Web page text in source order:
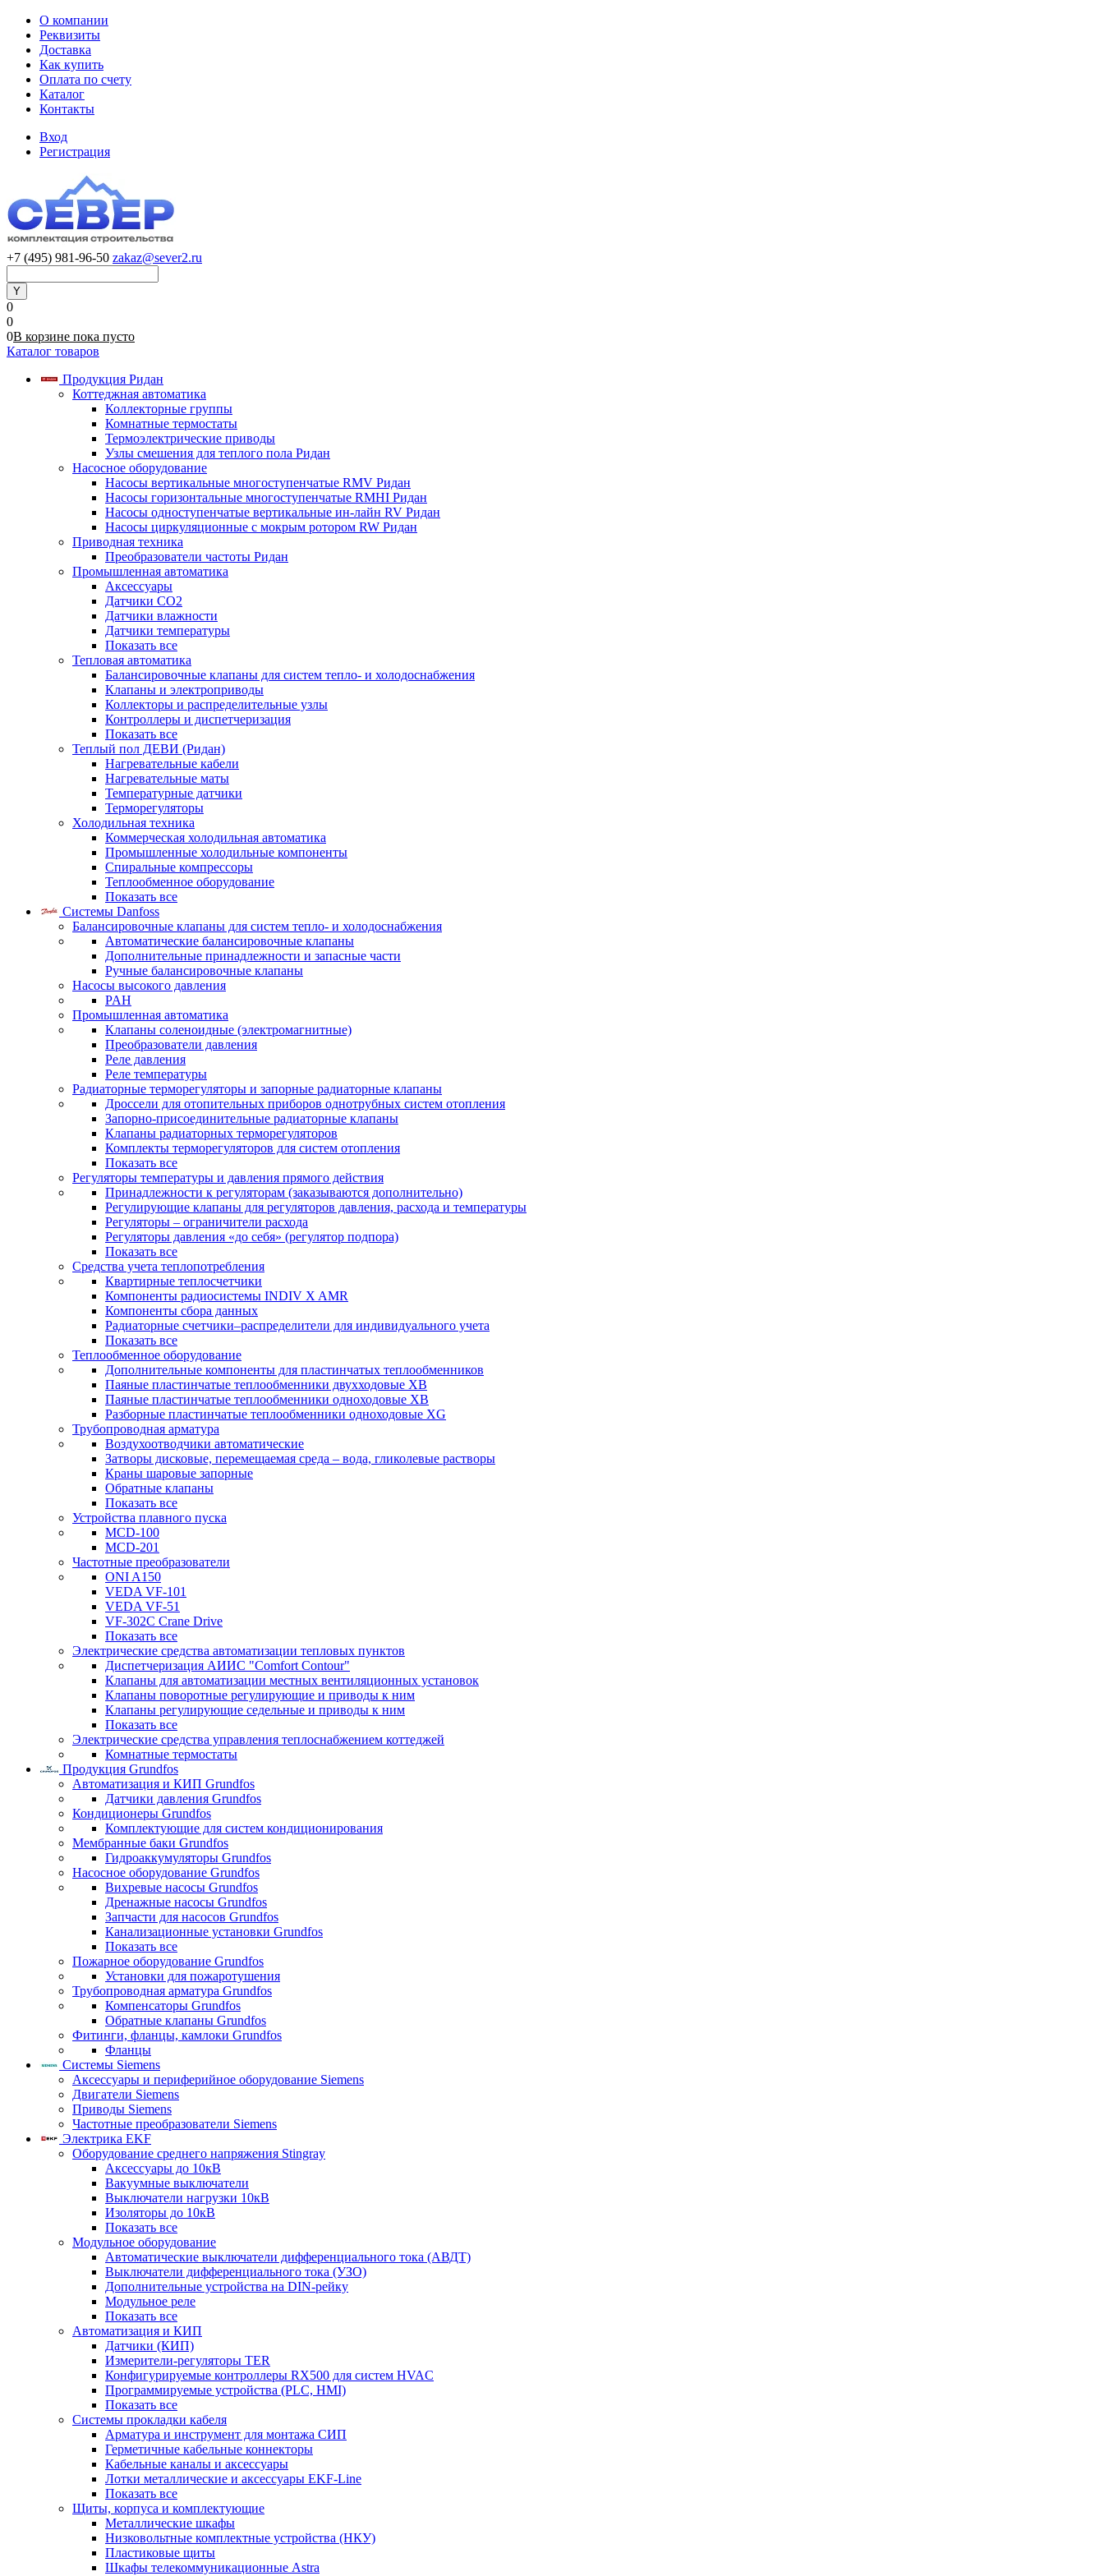
О компании
Реквизиты
Доставка
Как купить
Оплата по счету
Каталог
Контакты
Вход
Регистрация
+7 (495) 981-96-50 zakaz@sever2.ru
0
0
0В корзине пока пусто
Каталог товаров
Продукция Ридан
Коттеджная автоматика
Коллекторные группы
Комнатные термостаты
Термоэлектрические приводы
Узлы смешения для теплого пола Ридан
Насосное оборудование
Насосы вертикальные многоступенчатые RMV Ридан
Насосы горизонтальные многоступенчатые RMHI Ридан
Насосы одноступенчатые вертикальные ин-лайн RV Ридан
Насосы циркуляционные с мокрым ротором RW Ридан
Приводная техника
Преобразователи частоты Ридан
Промышленная автоматика
Аксессуары
Датчики CO2
Датчики влажности
Датчики температуры
Показать все
Тепловая автоматика
Балансировочные клапаны для систем тепло- и холодоснабжения
Клапаны и электроприводы
Коллекторы и распределительные узлы
Контроллеры и диспетчеризация
Показать все
Теплый пол ДЕВИ (Ридан)
Нагревательные кабели
Нагревательные маты
Температурные датчики
Терморегуляторы
Холодильная техника
Коммерческая холодильная автоматика
Промышленные холодильные компоненты
Спиральные компрессоры
Теплообменное оборудование
Показать все
Системы Danfoss
Балансировочные клапаны для систем тепло- и холодоснабжения
Автоматические балансировочные клапаны
Дополнительные принадлежности и запасные части
Ручные балансировочные клапаны
Насосы высокого давления
PAH
Промышленная автоматика
Клапаны соленоидные (электромагнитные)
Преобразователи давления
Реле давления
Реле температуры
Радиаторные терморегуляторы и запорные радиаторные клапаны
Дроссели для отопительных приборов однотрубных систем отопления
Запорно-присоединительные радиаторные клапаны
Клапаны радиаторных терморегуляторов
Комплекты терморегуляторов для систем отопления
Показать все
Регуляторы температуры и давления прямого действия
Принадлежности к регуляторам (заказываются дополнительно)
Регулирующие клапаны для регуляторов давления, расхода и температуры
Регуляторы – ограничители расхода
Регуляторы давления «до себя» (регулятор подпора)
Показать все
Средства учета теплопотребления
Квартирные теплосчетчики
Компоненты радиосистемы INDIV X AMR
Компоненты сбора данных
Радиаторные счетчики–распределители для индивидуального учета
Показать все
Теплообменное оборудование
Дополнительные компоненты для пластинчатых теплообменников
Паяные пластинчатые теплообменники двухходовые XB
Паяные пластинчатые теплообменники одноходовые ХВ
Разборные пластинчатые теплообменники одноходовые ХG
Трубопроводная арматура
Воздухоотводчики автоматические
Затворы дисковые, перемещаемая среда – вода, гликолевые растворы
Краны шаровые запорные
Обратные клапаны
Показать все
Устройства плавного пуска
MCD-100
MCD-201
Частотные преобразователи
ONI A150
VEDA VF-101
VEDA VF-51
VF-302C Crane Drive
Показать все
Электрические средства автоматизации тепловых пунктов
Диспетчеризация АИИС "Comfort Contour"
Клапаны для автоматизации местных вентиляционных установок
Клапаны поворотные регулирующие и приводы к ним
Клапаны регулирующие седельные и приводы к ним
Показать все
Электрические средства управления теплоснабжением коттеджей
Комнатные термостаты
Продукция Grundfos
Автоматизация и КИП Grundfos
Датчики давления Grundfos
Кондиционеры Grundfos
Комплектующие для систем кондиционирования
Мембранные баки Grundfos
Гидроаккумуляторы Grundfos
Насосное оборудование Grundfos
Вихревые насосы Grundfos
Дренажные насосы Grundfos
Запчасти для насосов Grundfos
Канализационные установки Grundfos
Показать все
Пожарное оборудование Grundfos
Установки для пожаротушения
Трубопроводная арматура Grundfos
Компенсаторы Grundfos
Обратные клапаны Grundfos
Фитинги, фланцы, камлоки Grundfos
Фланцы
Системы Siemens
Аксессуары и периферийное оборудование Siemens
Двигатели Siemens
Приводы Siemens
Частотные преобразователи Siemens
Электрика EKF
Оборудование среднего напряжения Stingray
Аксессуары до 10кВ
Вакуумные выключатели
Выключатели нагрузки 10кВ
Изоляторы до 10кВ
Показать все
Модульное оборудование
Автоматические выключатели дифференциального тока (АВДТ)
Выключатели дифференциального тока (УЗО)
Дополнительные устройства на DIN-рейку
Модульное реле
Показать все
Автоматизация и КИП
Датчики (КИП)
Измерители-регуляторы TER
Конфигурируемые контроллеры RX500 для систем HVAC
Программируемые устройства (PLC, HMI)
Показать все
Системы прокладки кабеля
Арматура и инструмент для монтажа СИП
Герметичные кабельные коннекторы
Кабельные каналы и аксессуары
Лотки металлические и аксессуары EKF-Line
Показать все
Щиты, корпуса и комплектующие
Металлические шкафы
Низковольтные комплектные устройства (НКУ)
Пластиковые щиты
Шкафы телекоммуникационные Astra